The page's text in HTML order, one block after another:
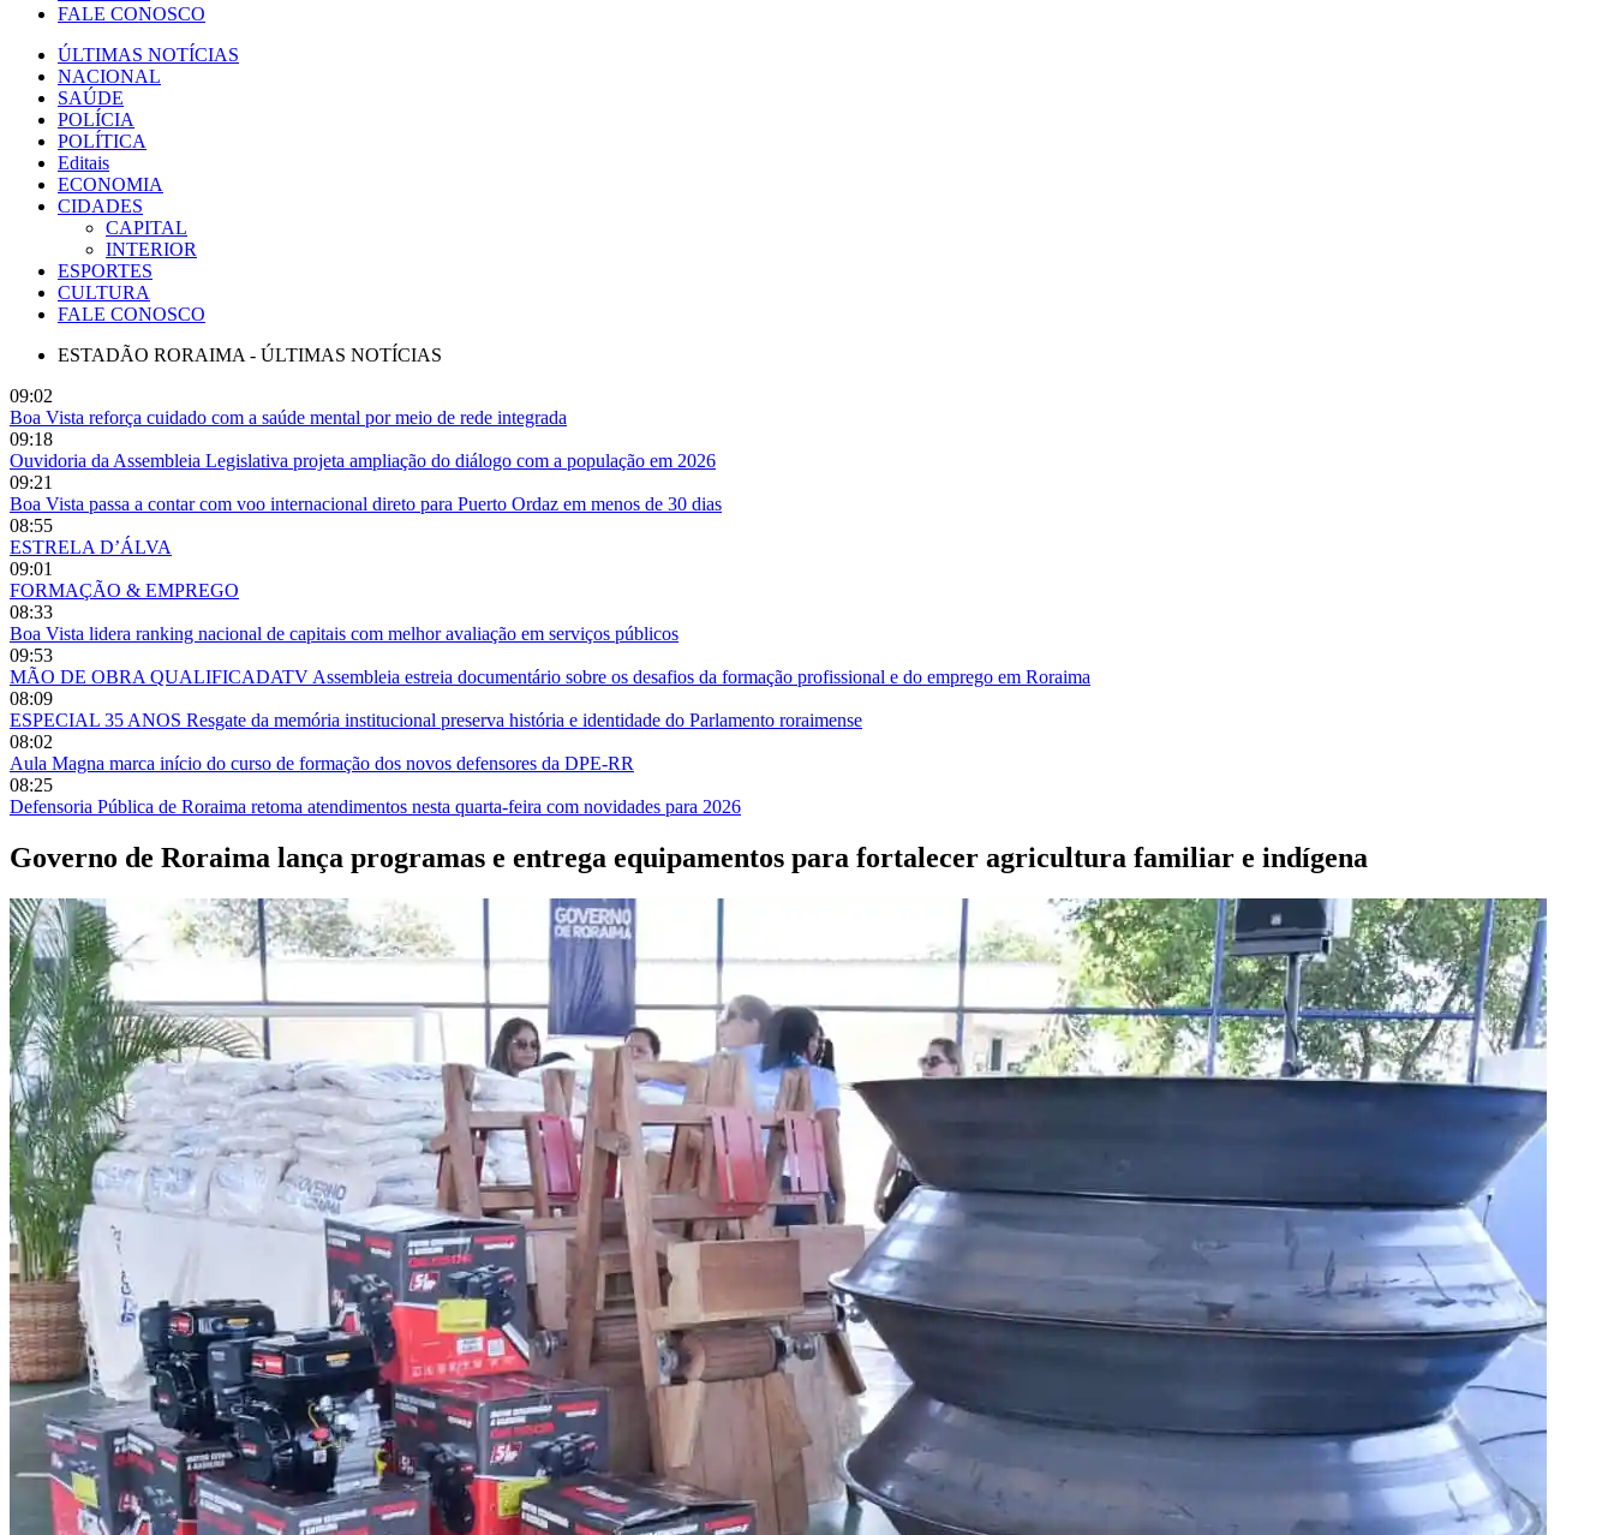
FALE CONOSCO
ÚLTIMAS NOTÍCIAS
NACIONAL
SAÚDE
POLÍCIA
POLÍTICA
Editais
ECONOMIA
CIDADES
CAPITAL
INTERIOR
ESPORTES
CULTURA
FALE CONOSCO
ESTADÃO RORAIMA - ÚLTIMAS NOTÍCIAS
09:02
Boa Vista reforça cuidado com a saúde mental por meio de rede integrada
09:18
Ouvidoria da Assembleia Legislativa projeta ampliação do diálogo com a população em 2026
09:21
Boa Vista passa a contar com voo internacional direto para Puerto Ordaz em menos de 30 dias
08:55
ESTRELA D’ÁLVA
09:01
FORMAÇÃO & EMPREGO
08:33
Boa Vista lidera ranking nacional de capitais com melhor avaliação em serviços públicos
09:53
MÃO DE OBRA QUALIFICADATV Assembleia estreia documentário sobre os desafios da formação profissional e do emprego em Roraima
08:09
ESPECIAL 35 ANOS Resgate da memória institucional preserva história e identidade do Parlamento roraimense
08:02
Aula Magna marca início do curso de formação dos novos defensores da DPE-RR
08:25
Defensoria Pública de Roraima retoma atendimentos nesta quarta-feira com novidades para 2026
Governo de Roraima lança programas e entrega equipamentos para fortalecer agricultura familiar e indígena